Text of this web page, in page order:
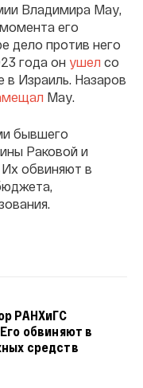
Владимира Мау,
его
дело против него
года он ушел со
в Израиль. Назаров
Мау.
бывшего
Раковой и
обвиняют в
РАНХиГС
обвиняют в
средств